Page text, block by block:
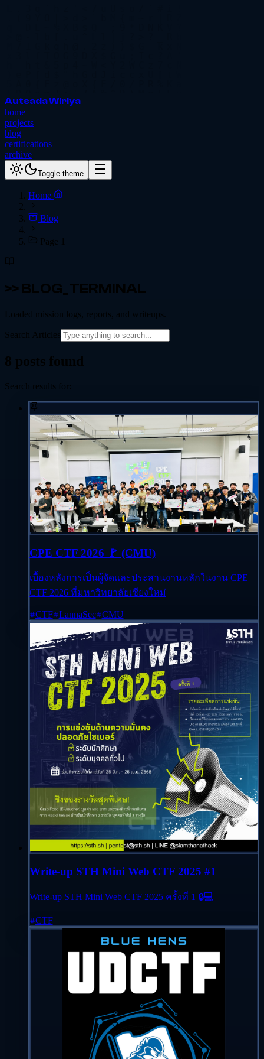
Autsada Wiriya
home
projects
blog
certifications
archive
Toggle theme
Home
Blog
Page 1
>> BLOG_TERMINAL
Loaded mission logs, reports, and writeups.
Search Articles
8 posts found
Search results for:
CPE CTF 2026 🚩 (CMU)
เบื้องหลังการเป็นผู้จัดและประสานงานหลักในงาน CPE
CTF 2026 ที่มหาวิทยาลัยเชียงใหม่
CTF LannaSec CMU
Write-up STH Mini Web CTF 2025 #1
Write-up STH Mini Web CTF 2025 ครั้งที่ 1 🔒💻
CTF